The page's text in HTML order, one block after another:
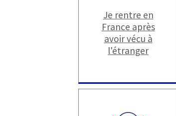
Je rentre en
France après
avoir vécu à
l'étranger